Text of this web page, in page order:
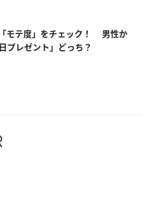
モテ度」をチェック！ 男性か
プレゼント」どっち？